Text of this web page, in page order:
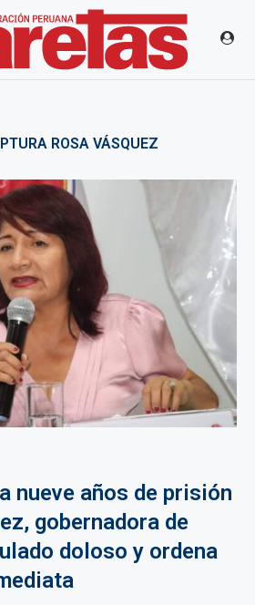
ROSA VÁSQUEZ
nueve años de prisión
gobernadora de
doloso y ordena